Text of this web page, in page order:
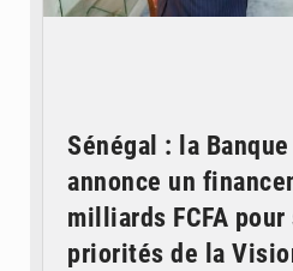
Sénégal : la
annonce un
milliards FCFA
priorités de la